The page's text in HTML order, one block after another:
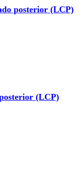
posterior (LCP)
(LCP)